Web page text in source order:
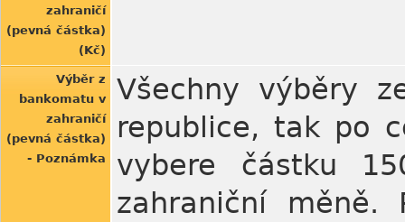
zahraničí
(pevná částka)
(Kč)
Výběr z
bankomatu v
zahraničí
(pevná částka)
- Poznámka
Všechny výběry
republice, tak po
vybere částku
zahraniční měně.